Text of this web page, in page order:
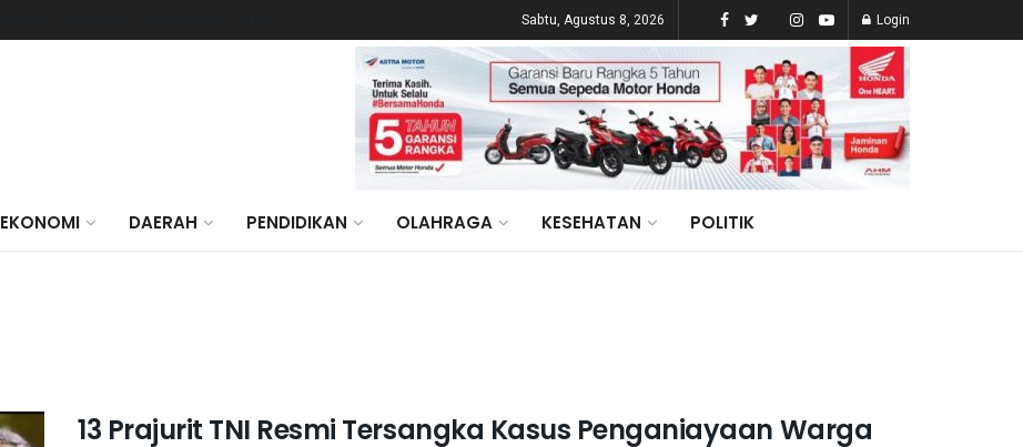
Sabtu, Agustus 8, 2026 Login
EKONOMI DAERAH PENDIDIKAN OLAHRAGA KESEHATAN POLITIK
13 Prajurit TNI Resmi Tersangka Kasus Penganiayaan Warga